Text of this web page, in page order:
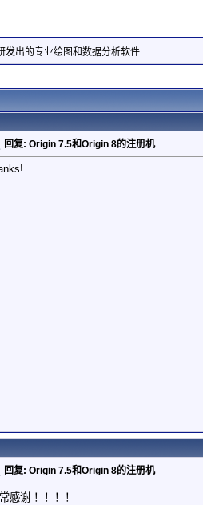
发出的专业绘图和数据分析软件
回复: Origin 7.5和Origin 8的注册机
回复: Origin 7.5和Origin 8的注册机
感谢 ！！！！